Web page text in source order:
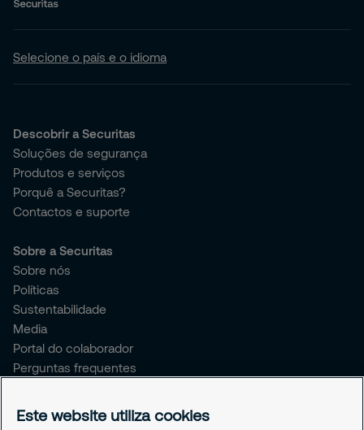
Selecione o país e o idioma
Descobrir a Securitas
Soluções de segurança
Produtos e serviços
Porquê a Securitas?
Contactos e suporte
Sobre a Securitas
Sobre nós
Políticas
Sustentabilidade
Media
Portal do colaborador
Perguntas frequentes
Avisos Legais
Este website utiliza cookies